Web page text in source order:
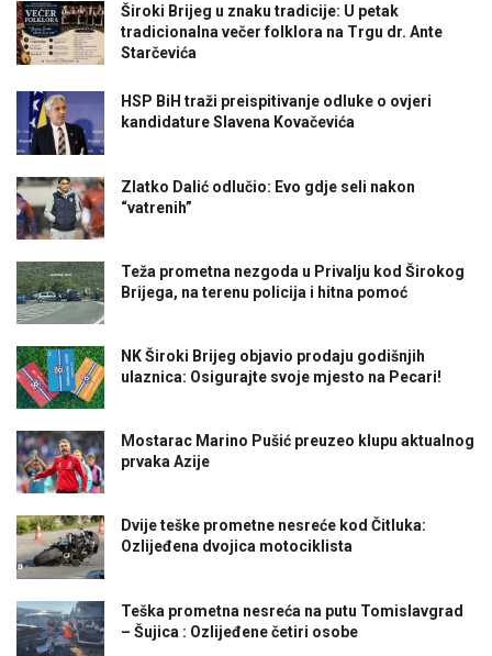
Široki Brijeg u znaku tradicije: U petak
tradicionalna večer folklora na Trgu dr. Ante
Starčevića
HSP BiH traži preispitivanje odluke o ovjeri
kandidature Slavena Kovačevića
Zlatko Dalić odlučio: Evo gdje seli nakon
“vatrenih”
Teža prometna nezgoda u Privalju kod Širokog
Brijega, na terenu policija i hitna pomoć
NK Široki Brijeg objavio prodaju godišnjih
ulaznica: Osigurajte svoje mjesto na Pecari!
Mostarac Marino Pušić preuzeo klupu aktualnog
prvaka Azije
Dvije teške prometne nesreće kod Čitluka:
Ozlijeđena dvojica motociklista
Teška prometna nesreća na putu Tomislavgrad
– Šujica : Ozlijeđene četiri osobe